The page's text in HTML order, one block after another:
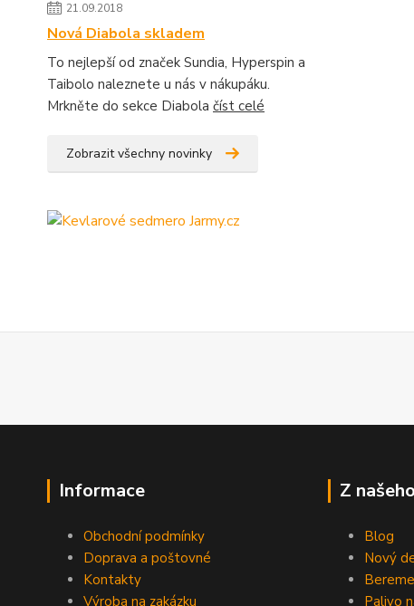
21.09.2018
Nová Diabola skladem
To nejlepší od značek Sundia, Hyperspin a
Taibolo naleznete u nás v nákupáku.
Mrkněte do sekce Diabola číst celé
Zobrazit všechny novinky
Informace
Obchodní podmínky
Doprava a poštovné
Kontakty
Výroba na zakázku
Z
Blog
Nový
Palivo